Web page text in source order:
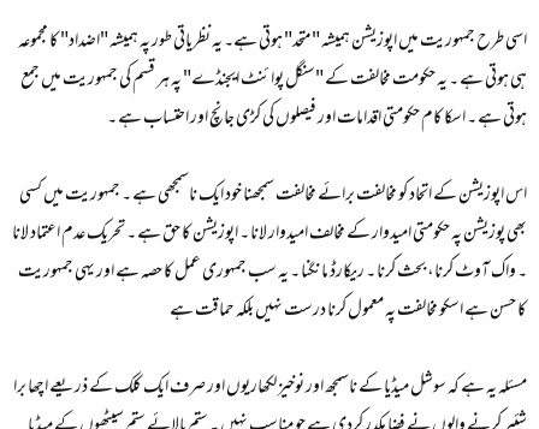
اسی طرح جمہوریت میں اپوزیشن ہمیشہ "متحد" ہوتی ہے۔ یہ نظریاتی طور پہ ہمیشہ "اضداد" کا مجموعہ
ہی ہوتی ہے ۔ یہ حکومت مخالفت کے "سنگل پوائنٹ ایجنڈے" پہ ہر قسم کی جمہوریت میں جمع
ہوتی ہے ۔ اسکا کام حکومتی اقدامات اور فیصلوں کی کڑی جانچ اور احتساب ہے ۔
اس اپوزیشن کے اتحاد کو مخالفت برائے مخالفت سمجھنا خود ایک ناسمجھی ہے ۔ جمہوریت میں کسی
بھی پوزیشن پہ حکومتی امیدوار کے مخالف امیدوار لانا ۔ اپوزیشن کا حق ہے ۔ تحریک عدم اعتماد لانا
۔ واک آوٹ کرنا، بحث کرنا ۔ ریکارڈ مانگنا ۔ یہ سب جمہوری عمل کا حصہ ہے اور یہی جمہوریت
کا حسن ہے اسکو مخالفت پہ معمول کرنا درست نہیں بلکہ حماقت ہے
مسئلہ یہ ہے کہ سوشل میڈیا کے ناسمجھ اور نوخیز لکھاریوں اور صرف ایک کلک کے ذریعے اچھا برا